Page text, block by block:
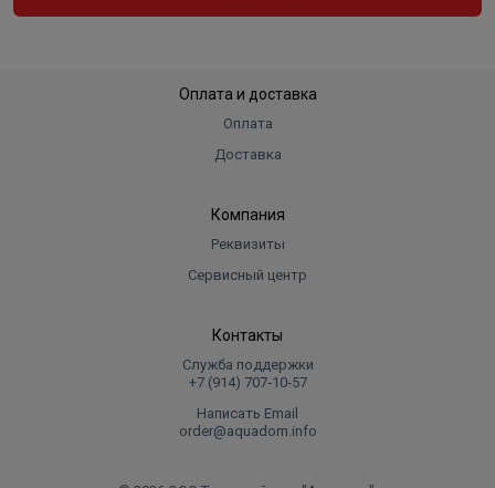
Оплата и доставка
Оплата
Доставка
Компания
Реквизиты
Сервисный центр
Контакты
Служба поддержки
+7 (914) 707‑10‑57
Написать Email
order@aquadom.info